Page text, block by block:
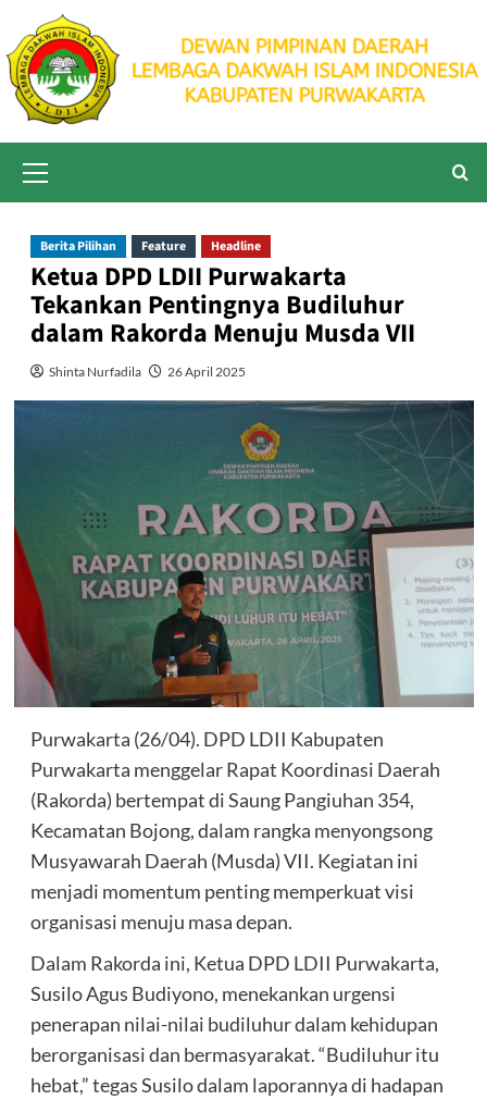
content
Menu
Berita Pilihan Feature Headline
Ketua DPD LDII Purwakarta
Tekankan Pentingnya Budiluhur
dalam Rakorda Menuju Musda VII
Shinta Nurfadila 26 April 2025
Purwakarta (26/04). DPD LDII Kabupaten
Purwakarta menggelar Rapat Koordinasi Daerah
(Rakorda) bertempat di Saung Pangiuhan 354,
Kecamatan Bojong, dalam rangka menyongsong
Musyawarah Daerah (Musda) VII. Kegiatan ini
menjadi momentum penting memperkuat visi
organisasi menuju masa depan.
Dalam Rakorda ini, Ketua DPD LDII Purwakarta,
Susilo Agus Budiyono, menekankan urgensi
penerapan nilai-nilai budiluhur dalam kehidupan
berorganisasi dan bermasyarakat. “Budiluhur itu
hebat,” tegas Susilo dalam laporannya di hadapan